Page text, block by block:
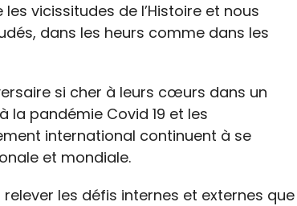
vicissitudes de l’Histoire et nous
dans les heurs comme dans les
si cher à leurs cœurs dans un
la pandémie Covid 19 et les
international continuent à se
et mondiale.
relever les défis internes et externes que